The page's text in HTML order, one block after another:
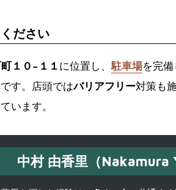
ださい
１０−１１ に位置し、 駐車場を完
す。店頭ではバリアフリー対策も
います。
中村 由香里（